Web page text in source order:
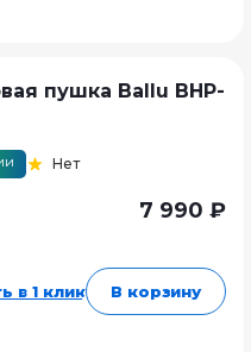
пушка Ballu BHP-
Нет
7 990 ₽
в 1 клик В корзину